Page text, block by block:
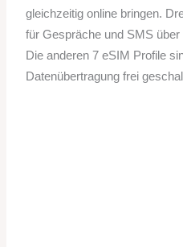
gleichzeitig online bringen.
für Gespräche und SMS
Die anderen 7 eSIM Profile
Datenübertragung frei